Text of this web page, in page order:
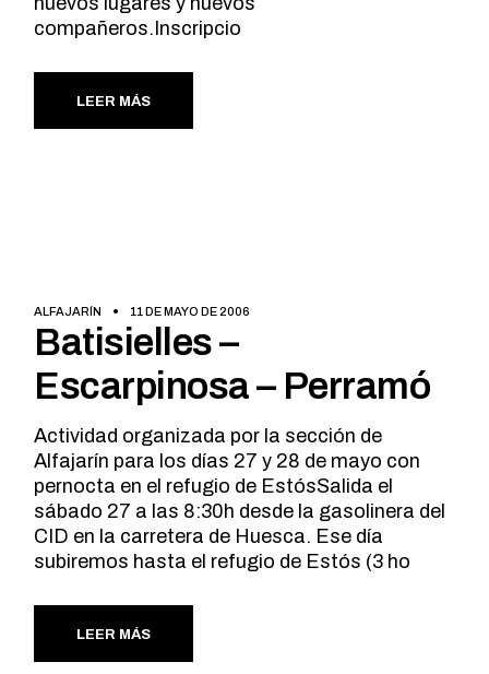
compañeros.Inscripcio
LEER MÁS
ALFAJARÍN 11 DE MAYO DE 2006
Batisielles –
Escarpinosa – Perramó
Actividad organizada por la sección de
Alfajarín para los días 27 y 28 de mayo con
pernocta en el refugio de EstósSalida el
sábado 27 a las 8:30h desde la gasolinera del
CID en la carretera de Huesca. Ese día
subiremos hasta el refugio de Estós (3 ho
LEER MÁS